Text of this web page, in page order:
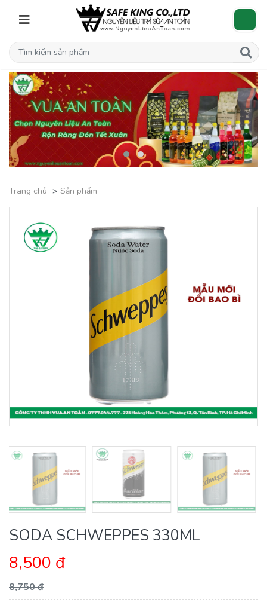
Trang chủ Sản phẩm
SODA SCHWEPPES 330ML
8,500 đ
8,750 đ